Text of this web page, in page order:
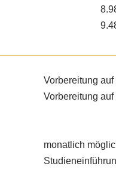
Vorbereitung
Vorbereitung
monatlich